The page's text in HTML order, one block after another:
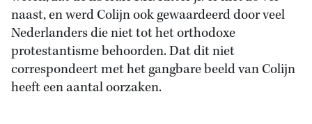
naast, en werd Colijn ook gewaardeerd door veel
Nederlanders die niet tot het orthodoxe
protestantisme behoorden. Dat dit niet
correspondeert met het gangbare beeld van Colijn
heeft een aantal oorzaken.